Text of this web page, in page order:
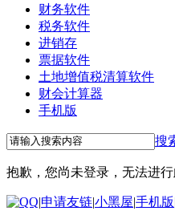
财务软件
税务软件
进销存
票据软件
土地增值税清算软件
财会计算器
手机版
搜
抱歉，您尚未登录，无法进
|申请友链|小黑屋|手机版